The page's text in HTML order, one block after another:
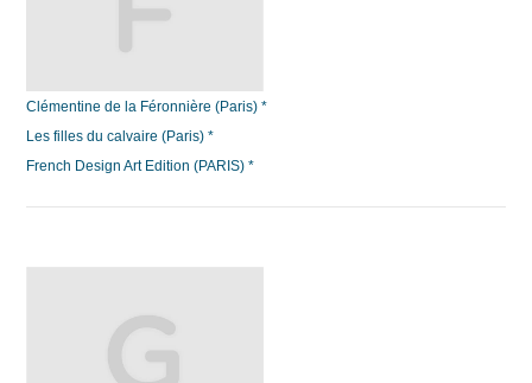
Clémentine de la Féronnière (Paris) *
Les filles du calvaire (Paris) *
French Design Art Edition (PARIS) *